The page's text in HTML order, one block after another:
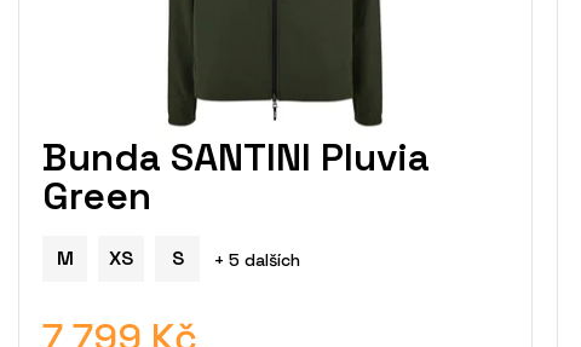
Bunda SANTINI Pluvia
Green
M XS S + 5 dalších